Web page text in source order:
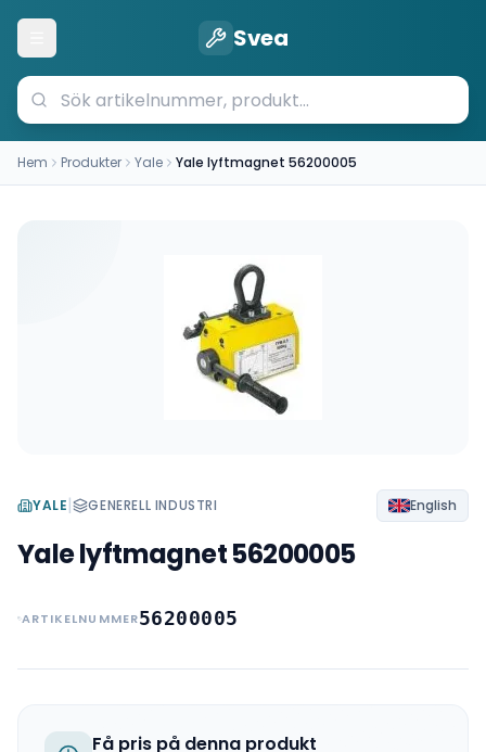
Öppna meny Svea
Hem Produkter Yale Yale lyftmagnet 56200005
YALE| GENERELL INDUSTRI English
Yale lyftmagnet 56200005
ARTIKELNUMMER56200005
Få pris på denna produkt